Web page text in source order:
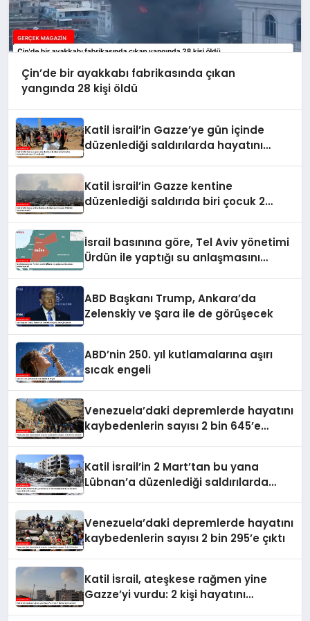
Çin’de bir ayakkabı fabrikasında çıkan
yangında 28 kişi öldü
Katil İsrail’in Gazze’ye gün içinde
düzenlediği saldırılarda hayatını
Katil İsrail’in Gazze kentine
düzenlediği saldırıda biri çocuk 2
İsrail basınına göre, Tel Aviv yönetimi
Ürdün ile yaptığı su anlaşmasını
ABD Başkanı Trump, Ankara’da
Zelenskiy ve Şara ile de görüşecek
ABD’nin 250. yıl kutlamalarına aşırı
sıcak engeli
Venezuela’daki depremlerde hayatını
kaybedenlerin sayısı 2 bin 645’e
Katil İsrail’in 2 Mart’tan bu yana
Lübnan’a düzenlediği saldırılarda
Venezuela’daki depremlerde hayatını
kaybedenlerin sayısı 2 bin 295’e çıktı
Katil İsrail, ateşkese rağmen yine
Gazze’yi vurdu: 2 kişi hayatını